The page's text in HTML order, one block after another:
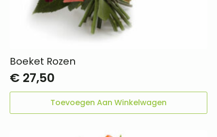
Boeket Rozen
€ 27,50
Toevoegen Aan Winkelwagen